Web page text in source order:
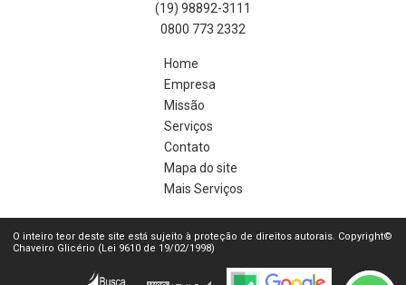
(19) 98892-3111
0800 773 2332
Home
Empresa
Missão
Serviços
Contato
Mapa do site
Mais Serviços
O inteiro teor deste site está sujeito à proteção de direitos autorais. Copyright©
Chaveiro Glicério (Lei 9610 de 19/02/1998)